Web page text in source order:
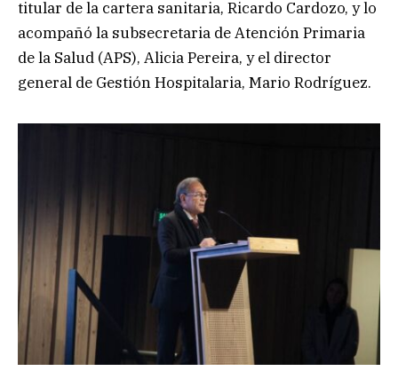
titular de la cartera sanitaria, Ricardo Cardozo, y lo
acompañó la subsecretaria de Atención Primaria
de la Salud (APS), Alicia Pereira, y el director
general de Gestión Hospitalaria, Mario Rodríguez.